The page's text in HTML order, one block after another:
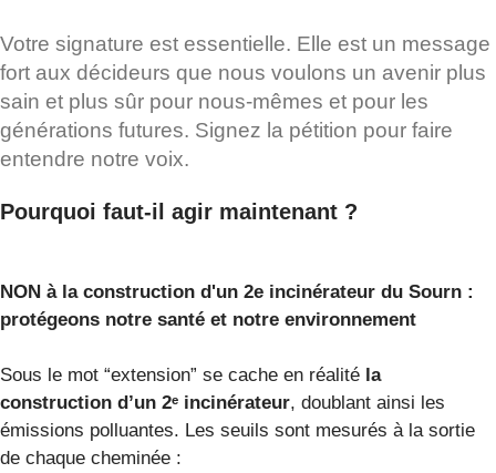
Votre signature est essentielle. Elle est un message
fort aux décideurs que nous voulons un avenir plus
sain et plus sûr pour nous-mêmes et pour les
générations futures. Signez la pétition pour faire
entendre notre voix.
Pourquoi faut-il agir maintenant ?
NON à la construction d'un 2e incinérateur du Sourn :
protégeons notre santé et notre environnement
Sous le mot “extension” se cache en réalité la
construction d’un 2ᵉ incinérateur, doublant ainsi les
émissions polluantes. Les seuils sont mesurés à la sortie
de chaque cheminée :